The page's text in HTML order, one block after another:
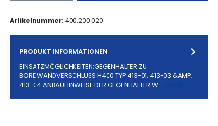
Artikelnummer: 400.200.020
PRODUKT INFORMATIONEN
EINSATZMÖGLICHKEITEN:GEGENHALTER ZU
BORDWANDVERSCHLUSS H400 TYP 413-01, 413-03 &AMP;
413-04.ANBAUHINWEISE:DER GEGENHALTER W…